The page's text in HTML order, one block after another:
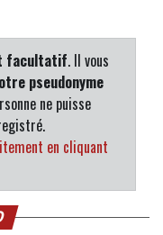
facultatif. Il vous
pseudonyme
ne puisse
en cliquant